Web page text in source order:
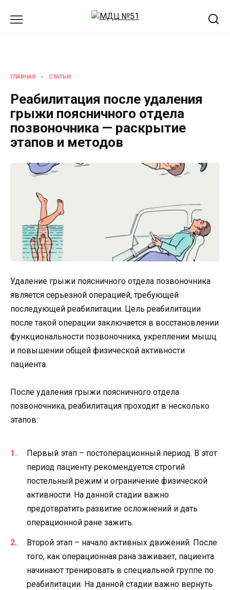
ГЛАВНАЯ » СТАТЬИ
Реабилитация после удаления
грыжи поясничного отдела
позвоночника — раскрытие
этапов и методов
Удаление грыжи поясничного отдела позвоночника
является серьезной операцией, требующей
последующей реабилитации. Цель реабилитации
после такой операции заключается в восстановлении
функциональности позвоночника, укреплении мышц
и повышении общей физической активности
пациента.
После удаления грыжи поясничного отдела
позвоночника, реабилитация проходит в несколько
этапов:
Первый этап – постоперационный период. В этот
период пациенту рекомендуется строгий
постельный режим и ограничение физической
активности. На данной стадии важно
предотвратить развитие осложнений и дать
операционной ране зажить.
Второй этап – начало активных движений. После
того, как операционная рана заживает, пациента
начинают тренировать в специальной группе по
реабилитации. На данной стадии важно вернуть